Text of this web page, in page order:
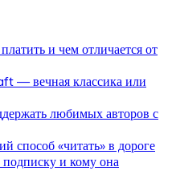
и чем отличается от
— вечная классика или
любимых авторов с
«читать» в дороге
и кому она